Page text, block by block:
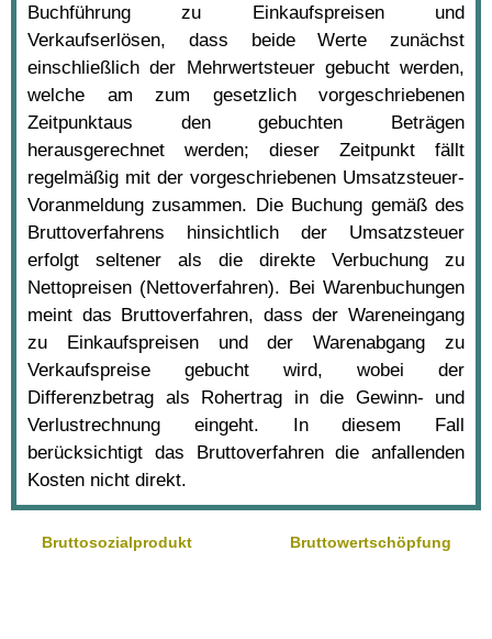
Buchführung zu Einkaufspreisen und
Verkaufserlösen, dass beide Werte zunächst
einschließlich der Mehrwertsteuer gebucht werden,
welche am zum gesetzlich vorgeschriebenen
Zeitpunktaus den gebuchten Beträgen
herausgerechnet werden; dieser Zeitpunkt fällt
regelmäßig mit der vorgeschriebenen Umsatzsteuer-
Voranmeldung zusammen. Die Buchung gemäß des
Bruttoverfahrens hinsichtlich der Umsatzsteuer
erfolgt seltener als die direkte Verbuchung zu
Nettopreisen (Nettoverfahren). Bei Warenbuchungen
meint das Bruttoverfahren, dass der Wareneingang
zu Einkaufspreisen und der Warenabgang zu
Verkaufspreise gebucht wird, wobei der
Differenzbetrag als Rohertrag in die Gewinn- und
Verlustrechnung eingeht. In diesem Fall
berücksichtigt das Bruttoverfahren die anfallenden
Kosten nicht direkt.
Bruttosozialprodukt Bruttowertschöpfung